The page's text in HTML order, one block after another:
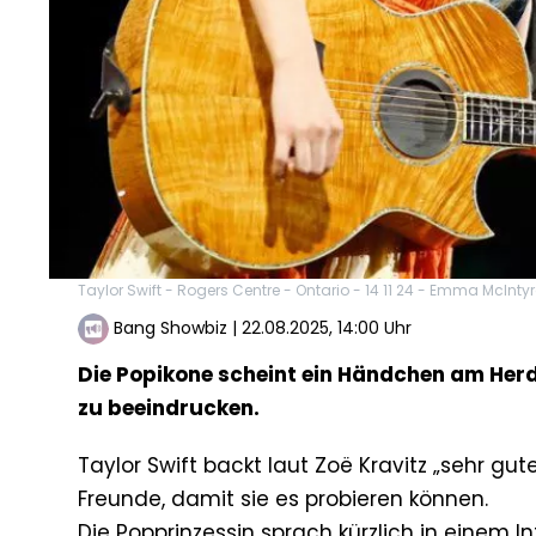
Taylor Swift - Rogers Centre - Ontario - 14 11 24 - Emma
Bang Showbiz | 22.08.2025, 14:00 Uhr
Die Popikone scheint ein Händchen am
zu beeindrucken.
Taylor Swift backt laut Zoë Kravitz „sehr
Freunde, damit sie es probieren können.